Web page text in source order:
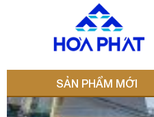
SẢN PHẨM MỚI